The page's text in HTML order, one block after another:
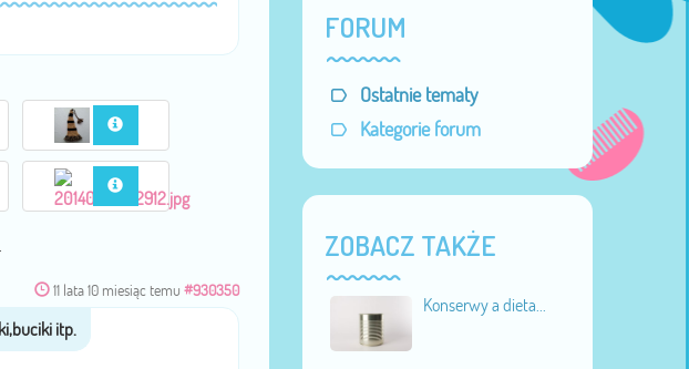
11 lata 10 miesiąc temu #930350
FORUM
Ostatnie tematy
Kategorie forum
ZOBACZ TAKŻE
Konserwy a dieta...